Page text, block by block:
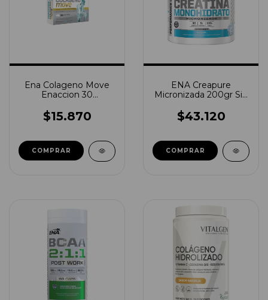
Ena Colageno Move
Enaccion 30
$15.870
ENA Creapure
Micronizada 200gr Sin
$43.120